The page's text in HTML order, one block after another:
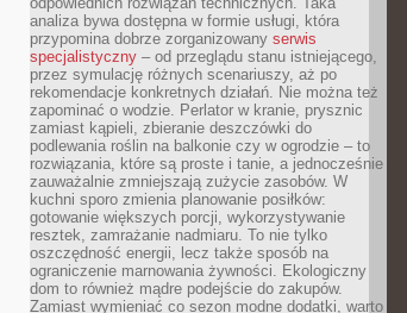
analiza bywa dostępna w formie usługi, która
przypomina dobrze zorganizowany serwis
specjalistyczny – od przeglądu stanu istniejącego,
przez symulację różnych scenariuszy, aż po
rekomendacje konkretnych działań. Nie można też
zapominać o wodzie. Perlator w kranie, prysznic
zamiast kąpieli, zbieranie deszczówki do
podlewania roślin na balkonie czy w ogrodzie – to
rozwiązania, które są proste i tanie, a jednocześnie
zauważalnie zmniejszają zużycie zasobów. W
kuchni sporo zmienia planowanie posiłków:
gotowanie większych porcji, wykorzystywanie
resztek, zamrażanie nadmiaru. To nie tylko
oszczędność energii, lecz także sposób na
ograniczenie marnowania żywności. Ekologiczny
dom to również mądre podejście do zakupów.
Zamiast wymieniać co sezon modne dodatki, warto